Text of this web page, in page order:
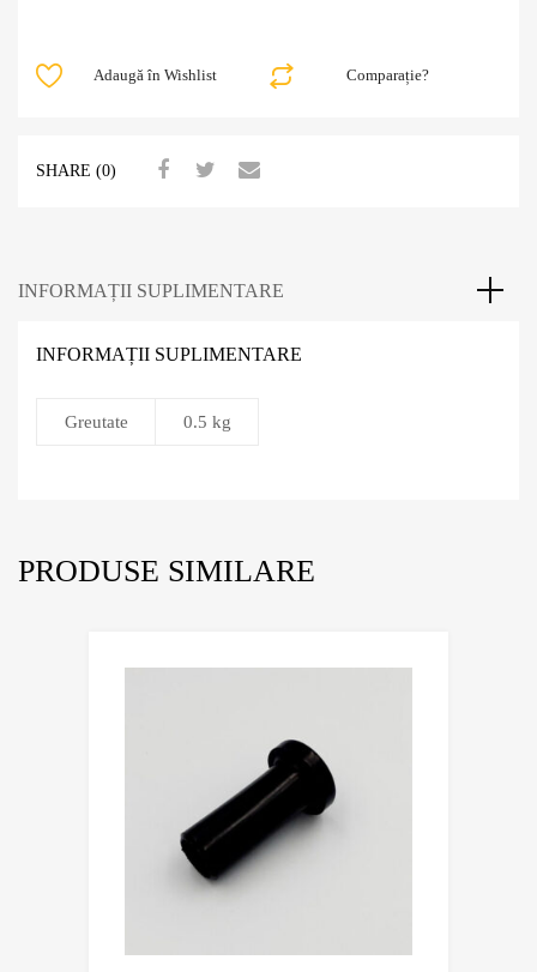
Comparație?
Adaugă în Wishlist
SHARE (0)
INFORMAȚII SUPLIMENTARE
INFORMAȚII SUPLIMENTARE
Greutate 0.5 kg
PRODUSE SIMILARE